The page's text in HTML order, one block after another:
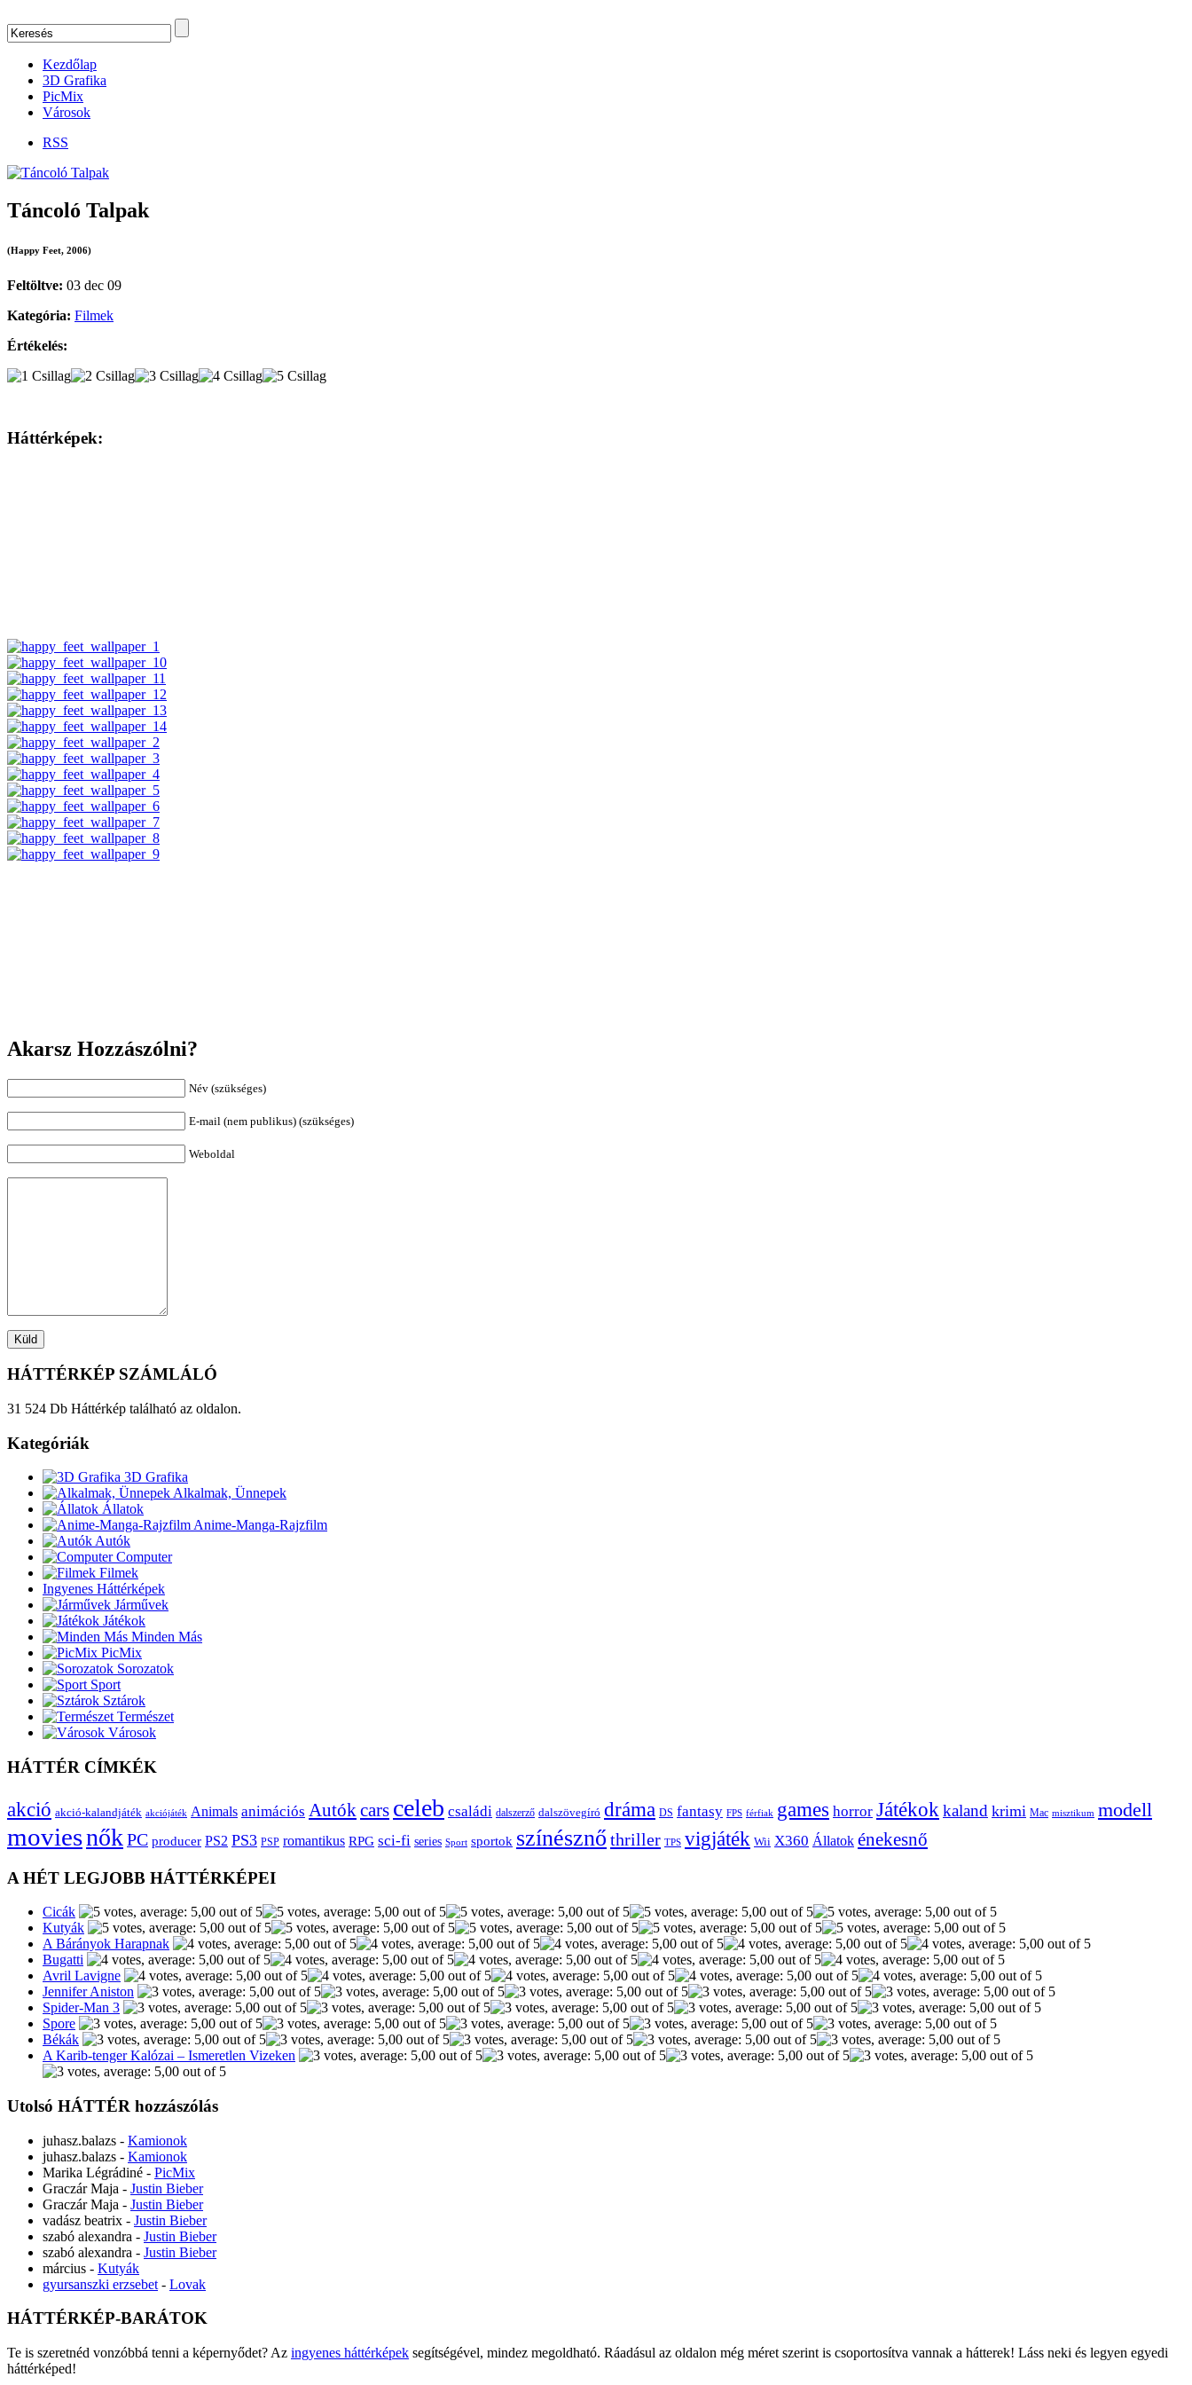
Kezdőlap
3D Grafika
PicMix
Városok
RSS
Táncoló Talpak
(Happy Feet, 2006)
Feltöltve: 03 dec 09
Kategória: Filmek
Értékelés:
Háttérképek:
Akarsz Hozzászólni?
Név (szükséges)
E-mail (nem publikus) (szükséges)
Weboldal
HÁTTÉRKÉP SZÁMLÁLÓ
31 524 Db Háttérkép található az oldalon.
Kategóriák
3D Grafika
Alkalmak, Ünnepek
Állatok
Anime-Manga-Rajzfilm
Autók
Computer
Filmek
Ingyenes Háttérképek
Járművek
Játékok
Minden Más
PicMix
Sorozatok
Sport
Sztárok
Természet
Városok
HÁTTÉR CÍMKÉK
akció akció-kalandjáték akciójáték Animals animációs Autókcars celeb családi dalszerző dalszövegíró dráma DS fantasy FPS férfiak games horror Játékok kaland krimi Mac misztikum modell
moviesnőkPC producer PS2 PS3 PSP romantikus RPG sci-fi series Sport sportok színésznő thriller TPS vigjáték Wii X360 Állatok énekesnő
A HÉT LEGJOBB HÁTTÉRKÉPEI
Cicák
Kutyák
A Bárányok Harapnak
Bugatti
Avril Lavigne
Jennifer Aniston
Spider-Man 3
Spore
Békák
A Karib-tenger Kalózai – Ismeretlen Vizeken
Utolsó HÁTTÉR hozzászólás
juhasz.balazs - Kamionok
juhasz.balazs - Kamionok
Marika Légrádiné - PicMix
Graczár Maja - Justin Bieber
Graczár Maja - Justin Bieber
vadász beatrix - Justin Bieber
szabó alexandra - Justin Bieber
szabó alexandra - Justin Bieber
március - Kutyák
gyursanszki erzsebet - Lovak
HÁTTÉRKÉP-BARÁTOK
Te is szeretnéd vonzóbbá tenni a képernyődet? Az ingyenes háttérképek segítségével, mindez megoldható. Ráadásul az oldalon még méret szerint is csoportosítva vannak a hátterek! Láss neki és legyen egyedi
háttérképed!